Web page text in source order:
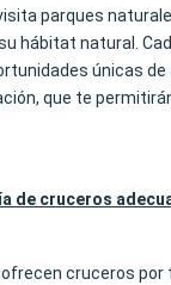
parques
hábitat natural.
únicas de
que te
de cruceros
cruceros por